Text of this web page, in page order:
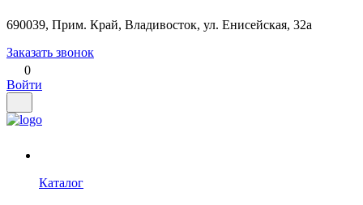
690039, Прим. Край, Владивосток, ул. Енисейская, 32а
Заказать звонок
0
Войти
Каталог